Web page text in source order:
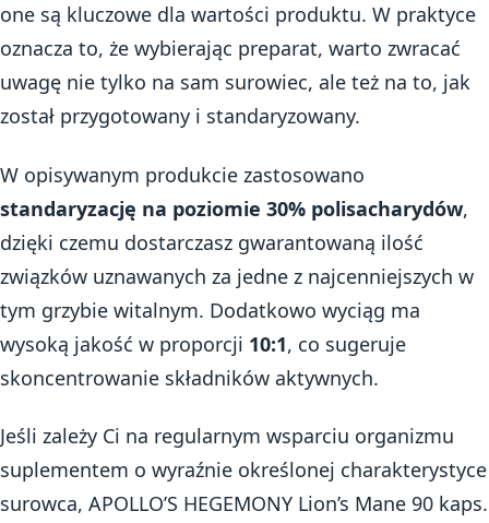
one są kluczowe dla wartości produktu. W praktyce
oznacza to, że wybierając preparat, warto zwracać
uwagę nie tylko na sam surowiec, ale też na to, jak
został przygotowany i standaryzowany.
W opisywanym produkcie zastosowano
standaryzację na poziomie 30% polisacharydów,
dzięki czemu dostarczasz gwarantowaną ilość
związków uznawanych za jedne z najcenniejszych w
tym grzybie witalnym. Dodatkowo wyciąg ma
wysoką jakość w proporcji 10:1, co sugeruje
skoncentrowanie składników aktywnych.
Jeśli zależy Ci na regularnym wsparciu organizmu
suplementem o wyraźnie określonej charakterystyce
surowca, APOLLO’S HEGEMONY Lion’s Mane 90 kaps.